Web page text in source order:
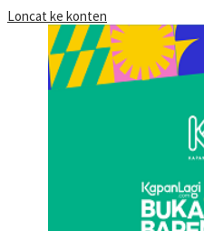
Loncat ke konten